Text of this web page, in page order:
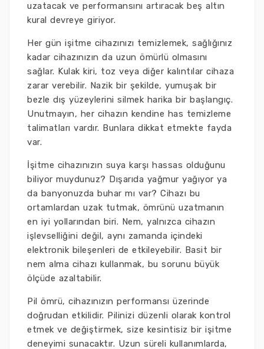
uzatacak ve performansını artıracak beş altın
kural devreye giriyor.
Her gün işitme cihazınızı temizlemek, sağlığınız
kadar cihazınızın da uzun ömürlü olmasını
sağlar. Kulak kiri, toz veya diğer kalıntılar cihaza
zarar verebilir. Nazik bir şekilde, yumuşak bir
bezle dış yüzeylerini silmek harika bir başlangıç.
Unutmayın, her cihazın kendine has temizleme
talimatları vardır. Bunlara dikkat etmekte fayda
var.
İşitme cihazınızın suya karşı hassas olduğunu
biliyor muydunuz? Dışarıda yağmur yağıyor ya
da banyonuzda buhar mı var? Cihazı bu
ortamlardan uzak tutmak, ömrünü uzatmanın
en iyi yollarından biri. Nem, yalnızca cihazın
işlevselliğini değil, aynı zamanda içindeki
elektronik bileşenleri de etkileyebilir. Basit bir
nem alma cihazı kullanmak, bu sorunu büyük
ölçüde azaltabilir.
Pil ömrü, cihazınızın performansı üzerinde
doğrudan etkilidir. Pilinizi düzenli olarak kontrol
etmek ve değiştirmek, size kesintisiz bir işitme
deneyimi sunacaktır. Uzun süreli kullanımlarda,